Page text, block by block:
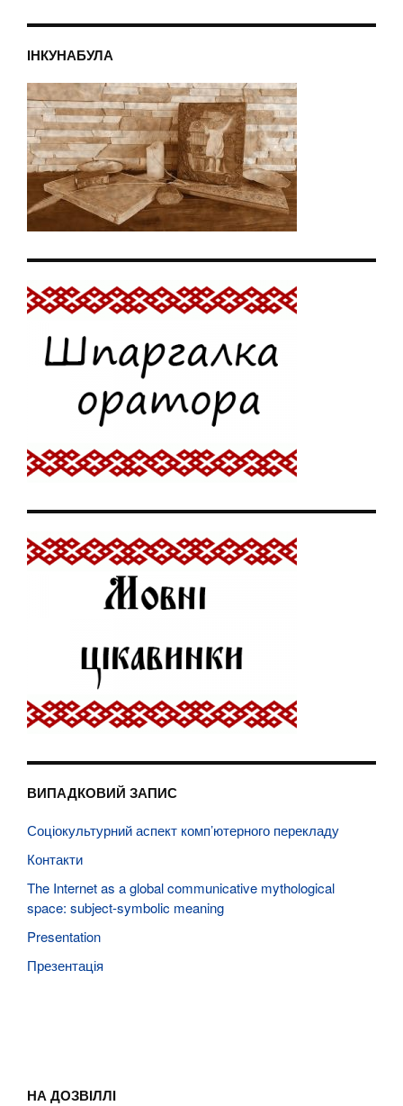
ІНКУНАБУЛА
ВИПАДКОВИЙ ЗАПИС
Соціокультурний аспект комп’ютерного перекладу
Контакти
The Internet as a global communicative mythological
space: subject-symbolic meaning
Presentation
Презентація
НА ДОЗВІЛЛІ